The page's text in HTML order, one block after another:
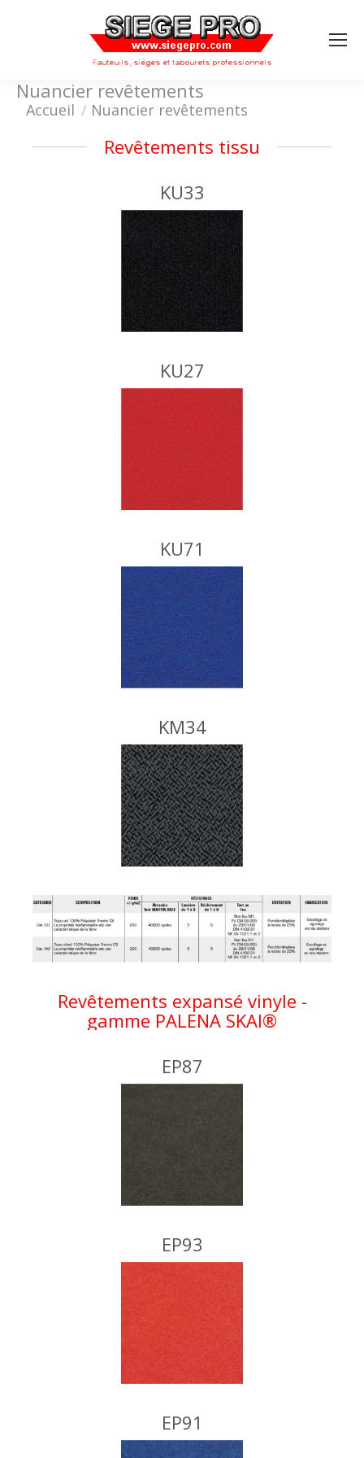
Nuancier revêtements
Vous êtes ici :
Accueil Nuancier revêtements
Revêtements tissu
KU33
KU27
KU71
KM34
Revêtements expansé vinyle -
gamme PALENA SKAI®
EP87
EP93
EP91